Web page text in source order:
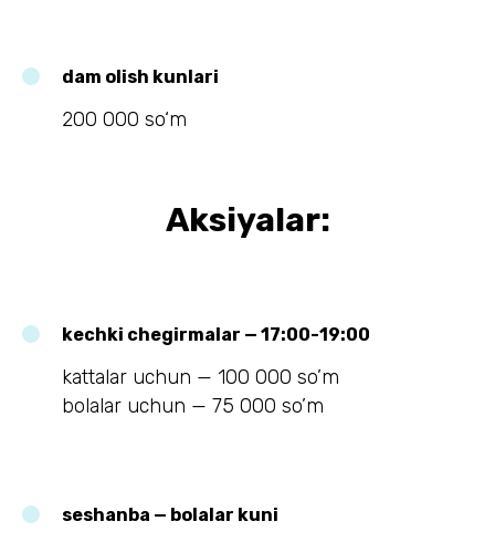
dam olish kunlari
200 000 so‘m
Aksiyalar:
kechki chegirmalar — 17:00-19:00
kattalar uchun — 100 000 so’m
bolalar uchun — 75 000 so’m
seshanba — bolalar kuni